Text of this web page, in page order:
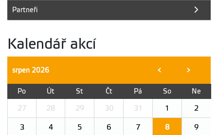
Partneři
Kalendář akcí
srpen 2026 < >
Po Út St Čt Pá So Ne
27 28 29 30 31 1 2
3 4 5 6 7 8 9